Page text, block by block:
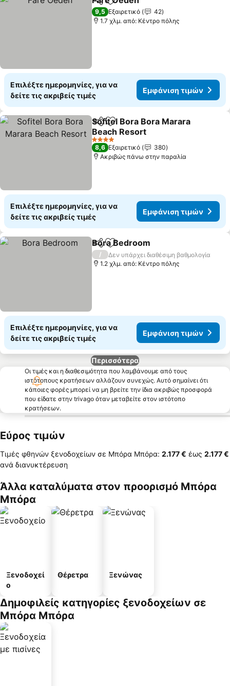
Κοινοποίηση
Προσθήκη στα αγαπημένα
9,5 Εξαιρετικό
42
1.7 χλμ. από: Κέντρο πόλης
Επιλέξτε ημερομηνίες, για να
δείτε τις ακριβείς τιμές
Εμφάνιση τιμών
Κοινοποίηση
Προσθήκη στα αγαπημένα
Sofitel Bora Bora Marara
Beach Resort
Εμφάνιση τιμών
4 Αστέρια
8,6 Εξαιρετικό
380
Ακριβώς πάνω στην παραλία
Επιλέξτε ημερομηνίες, για να
δείτε τις ακριβείς τιμές
Εμφάνιση τιμών
Κοινοποίηση
Προσθήκη στα αγαπημένα
Bora Bedroom
/
Δεν υπάρχει διαθέσιμη βαθμολογία
1.2 χλμ. από: Κέντρο πόλης
Επιλέξτε ημερομηνίες, για να
δείτε τις ακριβείς τιμές
Εμφάνιση τιμών
Περισσότερα
Οι τιμές και η διαθεσιμότητα που λαμβάνουμε από τους
ιστότοπους κρατήσεων αλλάζουν συνεχώς. Αυτό σημαίνει ότι
κάποιες φορές μπορεί να μη βρείτε την ίδια ακριβώς προσφορά
που είδατε στην trivago όταν μεταβείτε στον ιστότοπο
κρατήσεων.
Εύρος τιμών
Τιμές φθηνών ξενοδοχείων σε Μπόρα Μπόρα: ‎2.177 € έως ‎2.177 €
ανά διανυκτέρευση
Άλλα καταλύματα στον προορισμό Μπόρα
Μπόρα
Ξενοδοχεί
ο
Θέρετρα Ξενώνας
Δημοφιλείς κατηγορίες ξενοδοχείων σε
Μπόρα Μπόρα